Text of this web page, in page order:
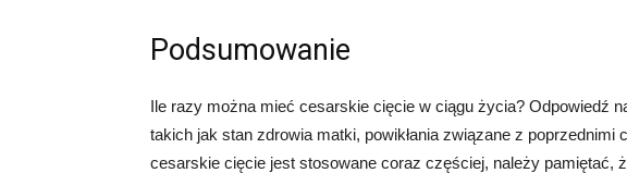
Podsumowanie
Ile razy można mieć cesarskie cięcie w ciągu życia? Odpowiedź
takich jak stan zdrowia matki, powikłania związane z poprzednimi
cesarskie cięcie jest stosowane coraz częściej, należy pamiętać,